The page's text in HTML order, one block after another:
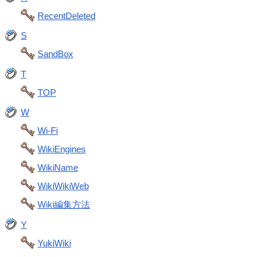
RecentDeleted
S
SandBox
T
TOP
W
Wi-Fi
WikiEngines
WikiName
WikiWikiWeb
Wiki編集方法
Y
YukiWiki